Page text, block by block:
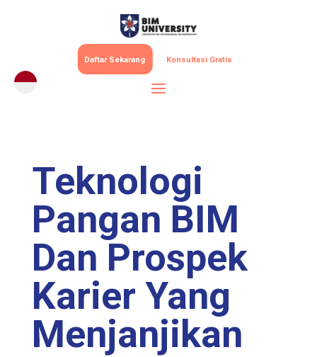
Daftar Sekarang Konsultasi Gratis
Teknologi
Pangan BIM
Dan Prospek
Karier Yang
Menjanjikan